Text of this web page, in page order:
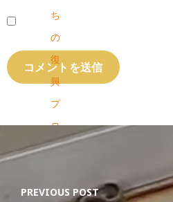
ち
の
復
興
プ
ロ
ジ
ク
PREVIOUS POST